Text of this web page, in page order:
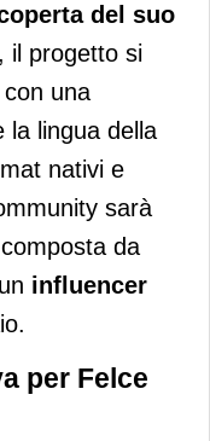
del suo
il progetto si
con una
la lingua della
nativi e
sarà
da
influencer
per Felce